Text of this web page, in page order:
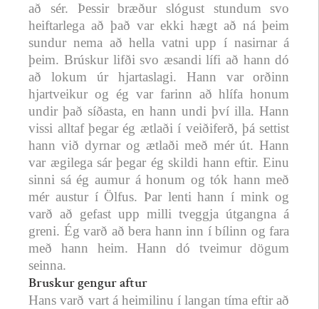
að sér. Þessir bræður slógust stundum svo
heiftarlega að það var ekki hægt að ná þeim
sundur nema að hella vatni upp í nasirnar á
þeim. Brúskur lifði svo æsandi lífi að hann dó
að lokum úr hjartaslagi. Hann var orðinn
hjartveikur og ég var farinn að hlífa honum
undir það síðasta, en hann undi því illa. Hann
vissi alltaf þegar ég ætlaði í veiðiferð, þá settist
hann við dyrnar og ætlaði með mér út. Hann
var ægilega sár þegar ég skildi hann eftir. Einu
sinni sá ég aumur á honum og tók hann með
mér austur í Ölfus. Þar lenti hann í mink og
varð að gefast upp milli tveggja útgangna á
greni. Ég varð að bera hann inn í bílinn og fara
með hann heim. Hann dó tveimur dögum
seinna.
Bruskur gengur aftur
Hans varð vart á heimilinu í langan tíma eftir að